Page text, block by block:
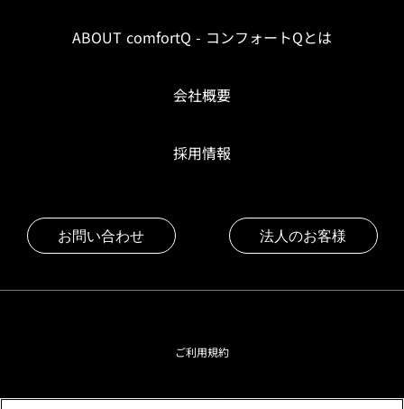
ABOUT comfortQ - コンフォートQとは
会社概要
採用情報
お問い合わせ 法人のお客様
ご利用規約
プライバシーポリシー